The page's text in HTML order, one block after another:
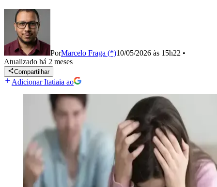
PorMarcelo Fraga (*)10/05/2026 às 15h22 •
Atualizado há 2 meses
Compartilhar
Adicionar Itatiaia ao